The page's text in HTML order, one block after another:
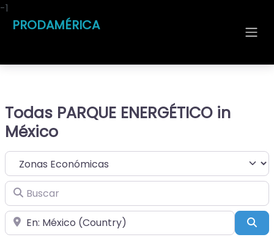
PRODAMÉRICA
Todas PARQUE ENERGÉTICO in
México
Seleccionar el formulario de búsqueda
Buscar
Cerca de
-1